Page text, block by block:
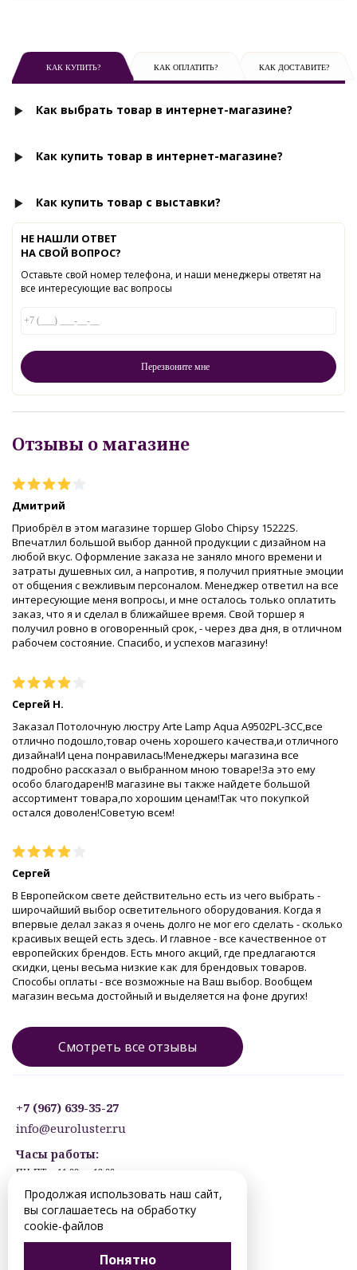
КАК КУПИТЬ? КАК ОПЛАТИТЬ? КАК ДОСТАВИТЕ?
Как выбрать товар в интернет-магазине?
Как купить товар в интернет-магазине?
Как купить товар с выставки?
НЕ НАШЛИ ОТВЕТ
НА СВОЙ ВОПРОС?
Оставьте свой номер телефона, и наши менеджеры ответят на
все интересующие вас вопросы
Отзывы о магазине
Дмитрий
Приобрёл в этом магазине торшер Globo Chipsy 15222S.
Впечатлил большой выбор данной продукции с дизайном на
любой вкус. Оформление заказа не заняло много времени и
затраты душевных сил, а напротив, я получил приятные эмоции
от общения с вежливым персоналом. Менеджер ответил на все
интересующие меня вопросы, и мне осталось только оплатить
заказ, что я и сделал в ближайшее время. Свой торшер я
получил ровно в оговоренный срок, - через два дня, в отличном
рабочем состояние. Спасибо, и успехов магазину!
Сергей Н.
Заказал Потолочную люстру Arte Lamp Aqua A9502PL-3CC,все
отлично подошло,товар очень хорошего качества,и отличного
дизайна!И цена понравилась!Менеджеры магазина все
подробно рассказал о выбранном мною товаре!За это ему
особо благодарен!В магазине вы также найдете большой
ассортимент товара,по хорошим ценам!Так что покупкой
остался доволен!Советую всем!
Сергей
В Европейском свете действительно есть из чего выбрать -
широчайший выбор осветительного оборудования. Когда я
впервые делал заказ я очень долго не мог его сделать - сколько
красивых вещей есть здесь. И главное - все качественное от
европейских брендов. Есть много акций, где предлагаются
скидки, цены весьма низкие как для брендовых товаров.
Способы оплаты - все возможные на Ваш выбор. Вообщем
магазин весьма достойный и выделяется на фоне других!
Смотреть все отзывы
+7 (967) 639-35-27
info@euroluster.ru
Часы работы:
ПН-ПТ: с 11:00 до 19:00
ВС: ВЫХОДНОЙ
Предварительная запись.
© 2012-2026 perm.euroluster.ru. Все права защищены.
Продолжая использовать наш сайт,
вы соглашаетесь на обработку
cookie-файлов
Понятно